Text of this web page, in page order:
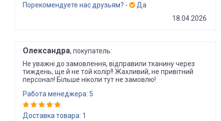
Порекомендуете нас друзьям? -
Да
18.04.2026
Олександра, покупатель:
Не уважні до замовлення, відправили тканину через
тиждень, ще й не той колір!! Жахливий, не привітний
персонал! Більше ніколи тут не замовлю!
Работа менеджера: 5
Доставка товара: 1